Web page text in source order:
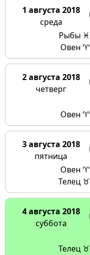
1 августа 2018
среда
Рыбы ♓
Овен ♈
2 августа 2018
четверг
Овен ♈
3 августа 2018
пятница
Овен ♈
Телец ♉
4 августа 2018
суббота
Телец ♉